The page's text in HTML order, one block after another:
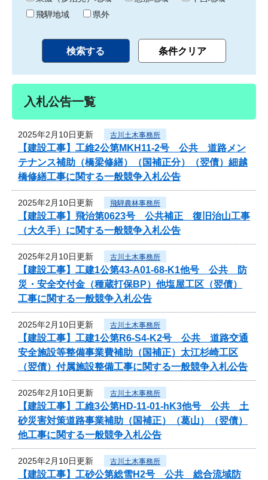
飛騨地域
県外
入札公告一覧
2025年2月10日更新 古川土木事務所
【建設工事】工維2公第MKH11-2号 公共 道路メン
テナンス補助（橋梁修繕）（国補正分）（翌債）細越
橋修繕工事に関する一般競争入札公告
2025年2月10日更新 飛騨農林事務所
【建設工事】飛治第0623号 公共補正 復旧治山工事
（大久手）に関する一般競争入札公告
2025年2月10日更新 古川土木事務所
【建設工事】工建1公第43-A01-68-K1他号 公共 防
災・安全交付金（種蔵打保BP）他塩屋工区（翌債）
工事に関する一般競争入札公告
2025年2月10日更新 古川土木事務所
【建設工事】工建1公第R6-S4-K2号 公共 道路交通
安全施設等整備事業費補助（国補正）太江杉崎工区
（翌債）付属施設整備工事に関する一般競争入札公告
2025年2月10日更新 古川土木事務所
【建設工事】工維3公第HD-11-01-hK3他号 公共 土
砂災害対策道路事業補助（国補正）（葛山）（翌債）
他工事に関する一般競争入札公告
2025年2月10日更新 古川土木事務所
【建設工事】工砂公第総雪H2号 公共 総合流域防